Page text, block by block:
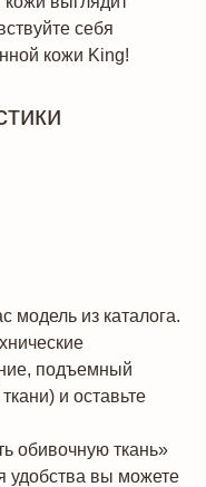
себя
кожи King!
модель из каталога.
подъемный
и оставьте
обивочную ткань»
удобства вы можете